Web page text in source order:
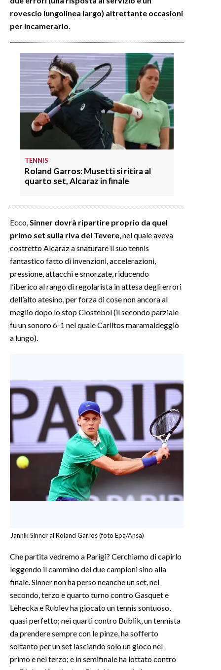
rovescio lungolinea largo) altrettante occasioni
per incamerarlo.
TENNIS
Roland Garros: Musetti si ritira al
quarto set, Alcaraz in finale
Ecco, Sinner dovrà ripartire proprio da quel
primo set sulla riva del Tevere , nel quale aveva
costretto Alcaraz a snaturare il suo tennis
fantastico fatto di invenzioni, accelerazioni,
pressione, attacchi e smorzate, riducendo
l’iberico al rango di regolarista in attesa degli errori
dell’alto atesino, per forza di cose non ancora al
meglio dopo lo stop Clostebol (il secondo parziale
fu un sonoro 6-1 nel quale Carlitos maramaldeggiò
a lungo).
Jannik Sinner al Roland Garros (foto Epa/Ansa)
Che partita vedremo a Parigi? Cerchiamo di capirlo
leggendo il cammino dei due campioni sino alla
finale. Sinner non ha perso neanche un set, nel
secondo, terzo e quarto turno contro Gasquet e
Lehecka e Rublev ha giocato un tennis sontuoso,
quasi perfetto; nei quarti contro Bublik, un tennista
da prendere sempre con le pinze, ha sofferto
soltanto per un set lasciando solo un gioco nel
primo e nel terzo; e in semifinale ha lottato contro